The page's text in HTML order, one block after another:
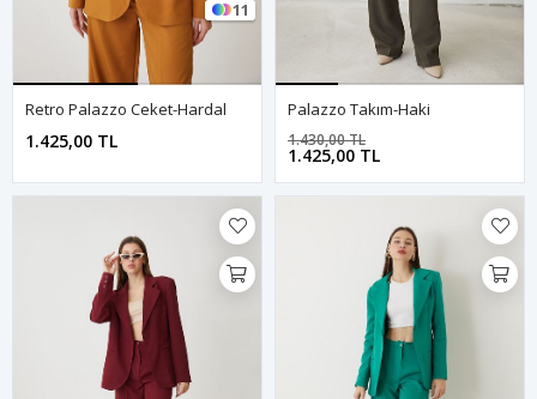
11
Retro Palazzo Ceket-Hardal
1.425,00 TL
Palazzo Takım-Haki
1.425,00 TL
1.430,00 TL